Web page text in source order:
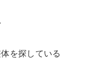
を探している